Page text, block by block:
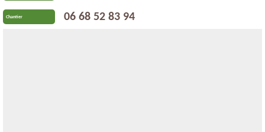
Chantier 06 68 52 83 94